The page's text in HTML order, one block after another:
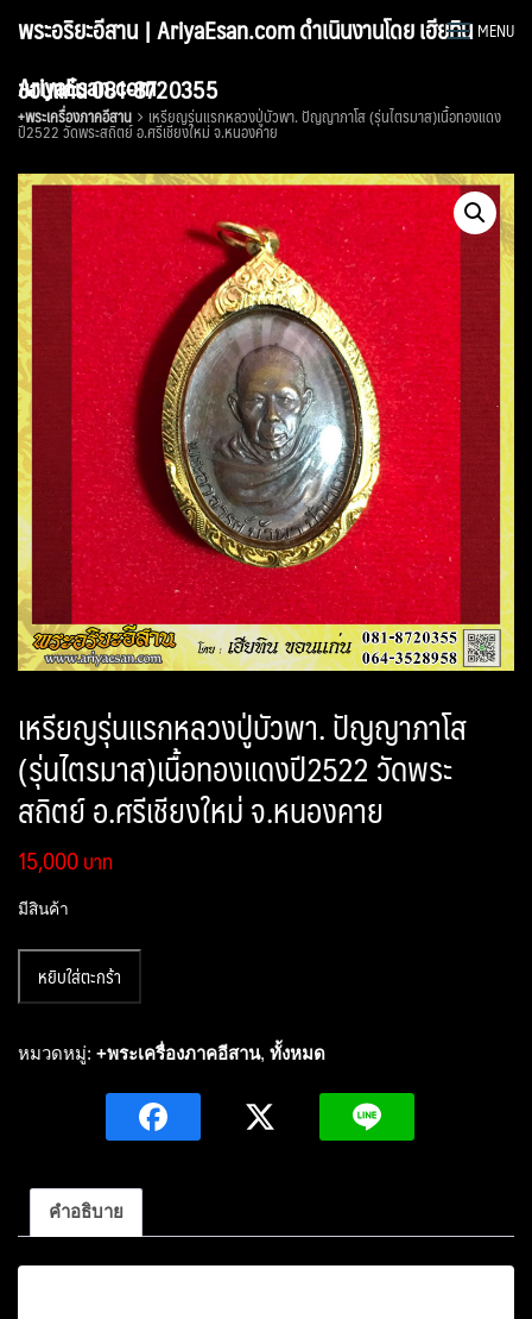
พระอริยะอีสาน | AriyaEsan.com ดำเนินงานโดย เฮียทิน
ขอนแก่น 081-8720355
MENU
AriyaEsan.com
+พระเครื่องภาคอีสาน เหรียญรุ่นแรกหลวงปู่บัวพา. ปัญญาภาโส (รุ่นไตรมาส)เนื้อทองแดง
ปี2522 วัดพระสถิตย์ อ.ศรีเชียงใหม่ จ.หนองคาย
เหรียญรุ่นแรกหลวงปู่บัวพา. ปัญญาภาโส
(รุ่นไตรมาส)เนื้อทองแดงปี2522 วัดพระ
สถิตย์ อ.ศรีเชียงใหม่ จ.หนองคาย
15,000
มีสินค้า
เหรียญ
แรก
ปัญญา
ภาโส
ไตรมาส)เนื้อ
หยิบใส่ตะกร้า
หมวดหมู่: +พระเครื่องภาคอีสาน, ทั้งหมด
คำอธิบาย